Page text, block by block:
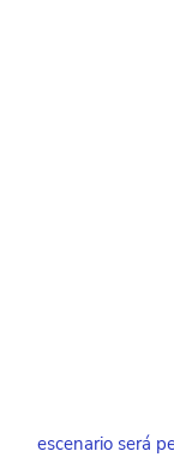
escenario será